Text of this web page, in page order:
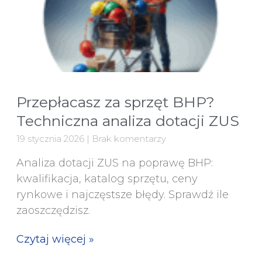
Przepłacasz za sprzęt BHP?
Techniczna analiza dotacji ZUS
19 stycznia 2026 Brak komentarzy
Analiza dotacji ZUS na poprawę BHP:
kwalifikacja, katalog sprzętu, ceny
rynkowe i najczęstsze błędy. Sprawdź ile
zaoszczędzisz.
Czytaj więcej »